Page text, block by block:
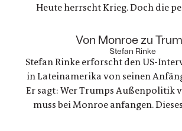
Heute herrscht Krieg. Doch die
gerade als eine der Frauen stirbt.
Trauer und Hoffnung in deutsch-
russischen
Von Monroe zu
Stefan Rinke
Stefan Rinke erforscht den US-
in Lateinamerika von seinen
Er sagt: Wer Trumps Außenpolitik
muss bei Monroe anfangen.